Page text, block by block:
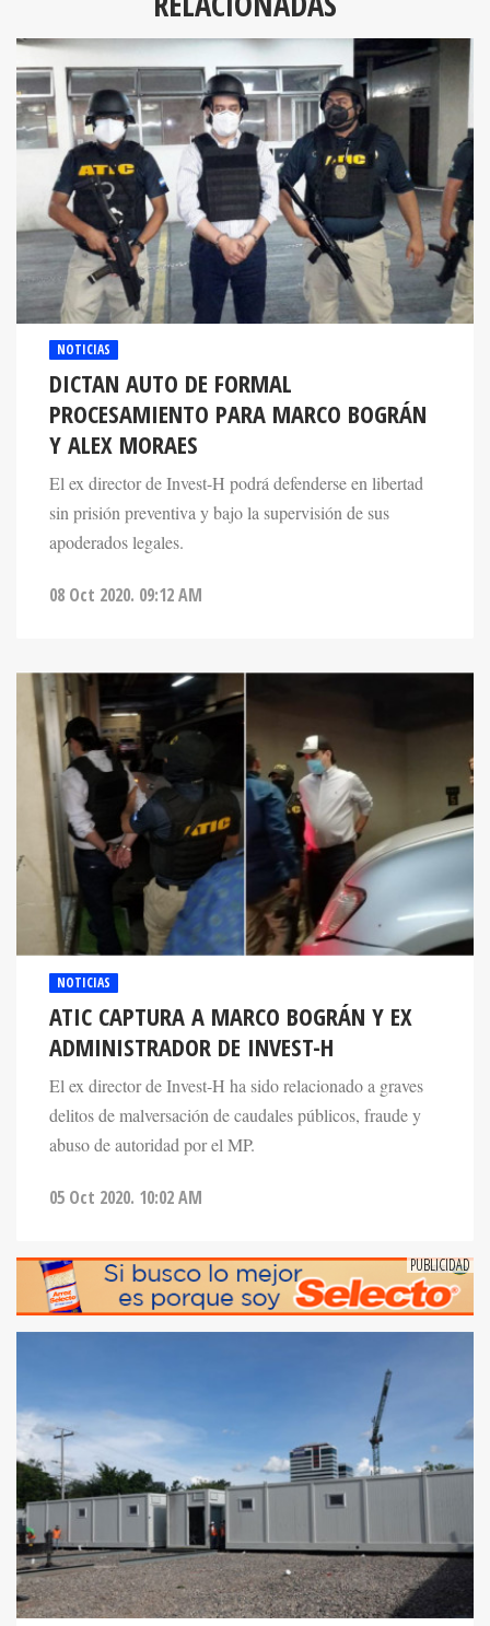
NOTICIAS
DICTAN AUTO DE FORMAL
PROCESAMIENTO PARA MARCO BOGRÁN
Y ALEX MORAES
El ex director de Invest-H podrá defenderse en libertad
sin prisión preventiva y bajo la supervisión de sus
apoderados legales.
08 Oct 2020. 09:12 AM
NOTICIAS
ATIC CAPTURA A MARCO BOGRÁN Y EX
ADMINISTRADOR DE INVEST-H
El ex director de Invest-H ha sido relacionado a graves
delitos de malversación de caudales públicos, fraude y
abuso de autoridad por el MP.
05 Oct 2020. 10:02 AM
NOTICIAS